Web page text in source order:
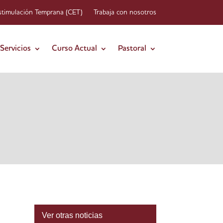
Temprana (CET) Trabaja con nosotros
Servicios Curso Actual Pastoral
Ver otras noticias